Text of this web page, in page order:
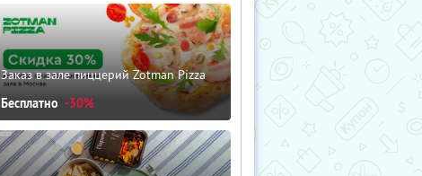
Заказ в зале пиццерий Zotman Pizza
Бесплатно -30%